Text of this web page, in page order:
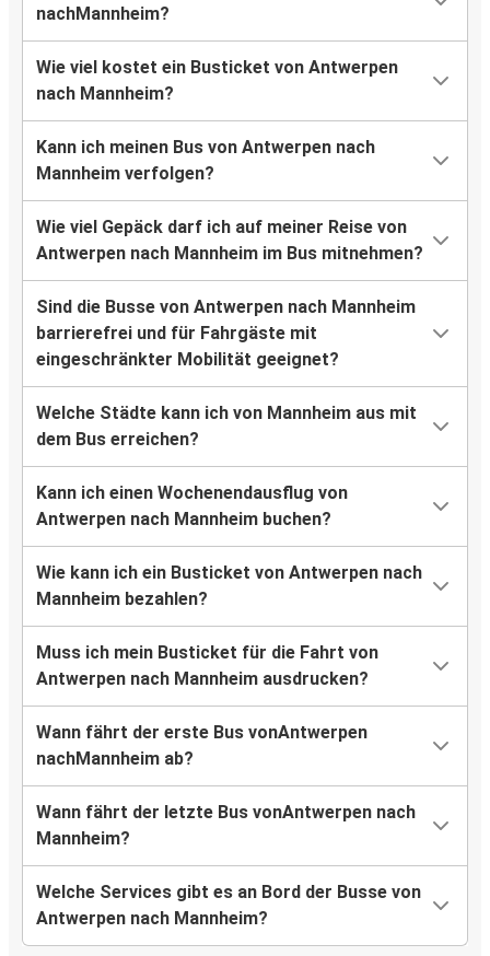
nachMannheim?
Wie viel kostet ein Busticket von Antwerpen
nach Mannheim?
Kann ich meinen Bus von Antwerpen nach
Mannheim verfolgen?
Wie viel Gepäck darf ich auf meiner Reise von
Antwerpen nach Mannheim im Bus mitnehmen?
Sind die Busse von Antwerpen nach Mannheim
barrierefrei und für Fahrgäste mit
eingeschränkter Mobilität geeignet?
Welche Städte kann ich von Mannheim aus mit
dem Bus erreichen?
Kann ich einen Wochenendausflug von
Antwerpen nach Mannheim buchen?
Wie kann ich ein Busticket von Antwerpen nach
Mannheim bezahlen?
Muss ich mein Busticket für die Fahrt von
Antwerpen nach Mannheim ausdrucken?
Wann fährt der erste Bus vonAntwerpen
nachMannheim ab?
Wann fährt der letzte Bus vonAntwerpen nach
Mannheim?
Welche Services gibt es an Bord der Busse von
Antwerpen nach Mannheim?